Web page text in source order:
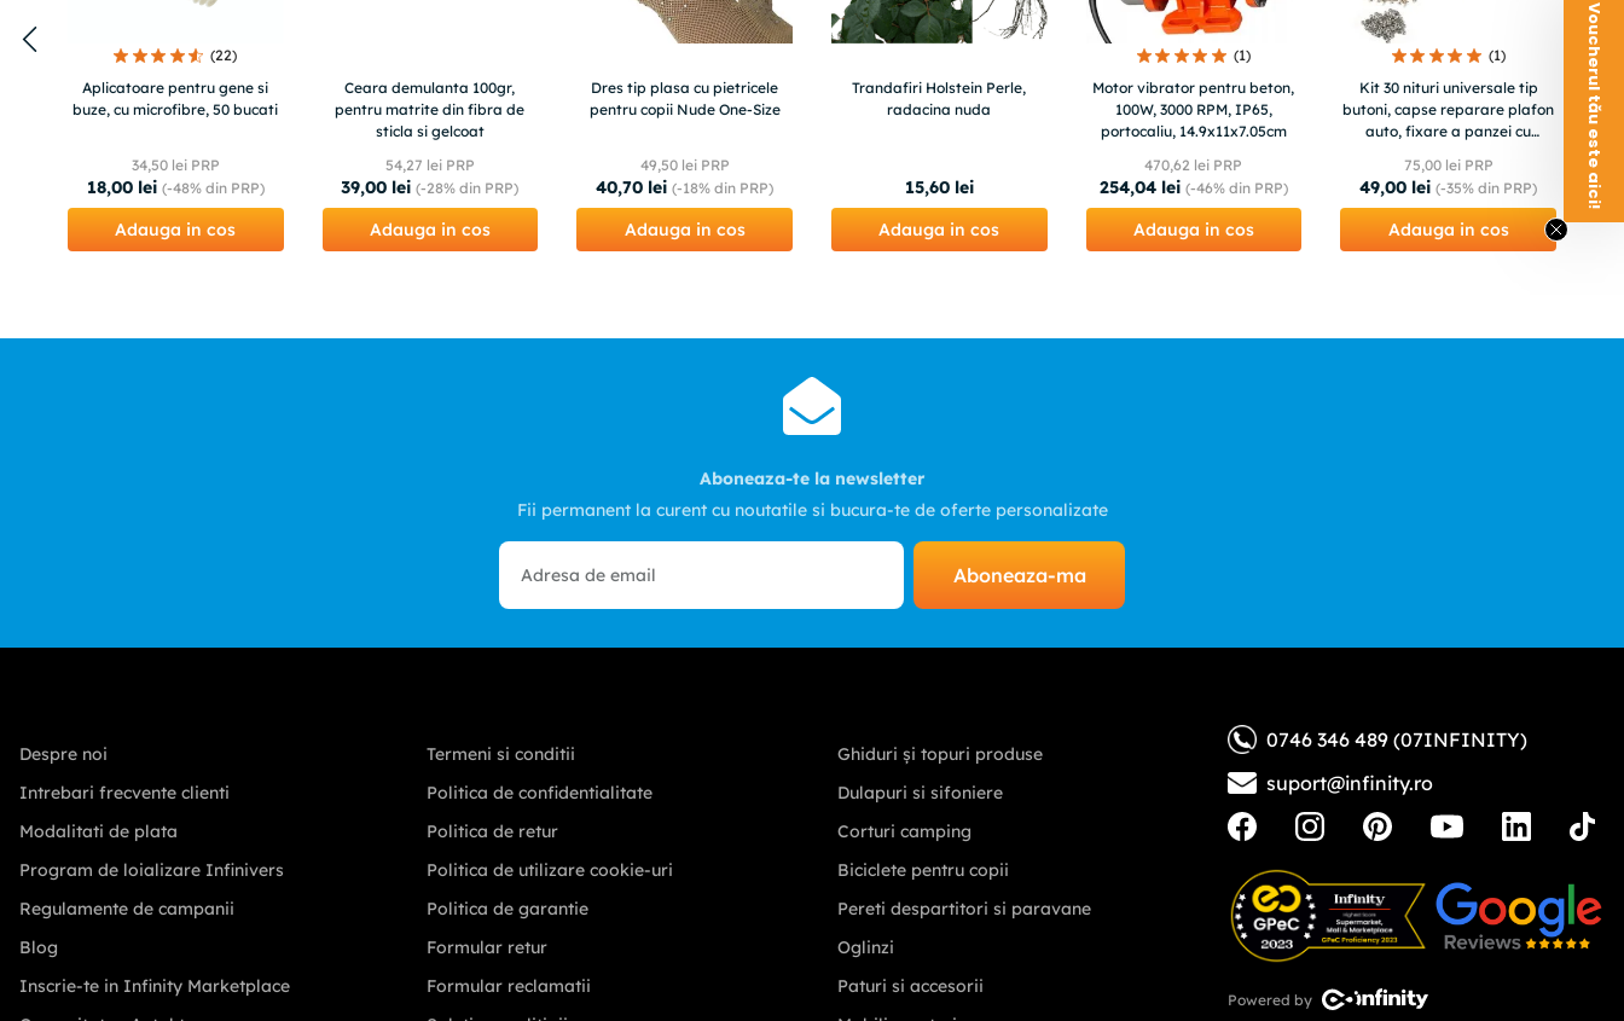
(22)
Aplicatoare pentru gene si
buze, cu microfibre, 50 bucati
34,50lei PRP
18,00 lei (-48%din PRP)
Adauga in cos
Ceara demulanta 100gr,
pentru matrite din fibra de
sticla si gelcoat
54,27 lei PRP
39,00 lei (-28% din PRP)
Adauga in cos
Dres tip plasa cu pietricele
pentru copii Nude One-Size
49,50lei PRP
40,70 lei (-18% din PRP)
Adauga in cos
Trandafiri Holstein Perle,
radacina nuda
15,60 lei
Adauga in cos
(1)
Motor vibrator pentru beton,
100W, 3000 RPM, IP65,
portocaliu, 14.9x11x7.05cm
470,62 lei PRP
254,04 lei (-46%din PRP)
Adauga in cos
(1)
Kit 30 nituri universale tip
butoni, capse reparare plafon
auto, fixare a panzei cu
75,00lei PRP
49,00 lei (-35% din PRP)
Adauga in cos
Aboneaza-te la newsletter
Fii permanent la curent cu noutatile si bucura-te de oferte personalizate
Aboneaza-ma
Despre noi
Intrebari frecvente clienti
Modalitati de plata
Program de loializare Infinivers
Regulamente de campanii
Blog
Inscrie-te in Infinity Marketplace
Termeni si conditii
Politica de confidentialitate
Politica de retur
Politica de utilizare cookie-uri
Politica de garantie
Formular retur
Formular reclamatii
Ghiduri și topuri produse
Dulapuri si sifoniere
Corturi camping
Biciclete pentru copii
Pereti despartitori si paravane
Oglinzi
Paturi si accesorii
0746 346 489 (07INFINITY)
suport@infinity.ro
Powered by
Voucherul tău este aici!